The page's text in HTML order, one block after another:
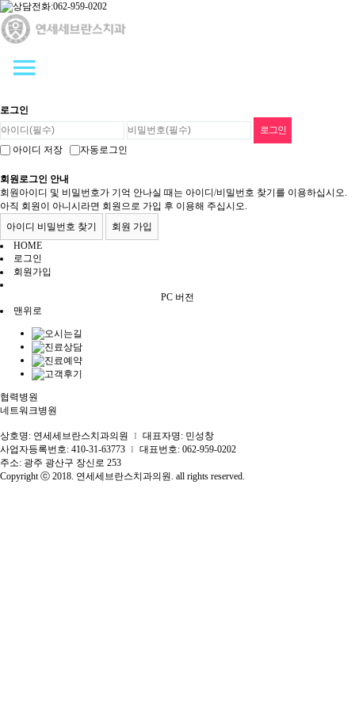
로그인
아이디 저장 자동로그인
회원로그인 안내
회원아이디 및 비밀번호가 기억 안나실 때는 아이디/비밀번호 찾기를 이용하십시오.
아직 회원이 아니시라면 회원으로 가입 후 이용해 주십시오.
아이디 비밀번호 찾기
회원 가입
HOME
로그인
회원가입
PC 버전
맨위로
협력병원
네트워크병원
상호명: 연세세브란스치과의원 I
대표자명: 민성창
사업자등록번호: 410-31-63773 I
대표번호: 062-959-0202
주소: 광주 광산구 장신로 253
Copyright ⓒ 2018. 연세세브란스치과의원. all rights reserved.